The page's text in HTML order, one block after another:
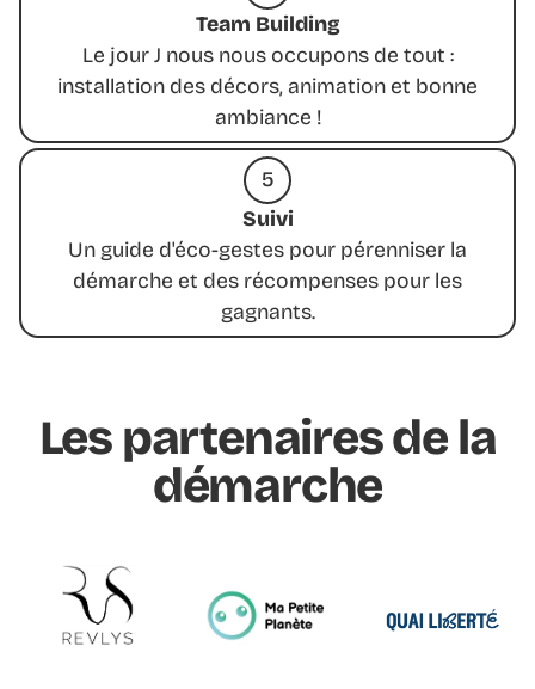
Team Building
Le jour J nous nous occupons de tout :
installation des décors, animation et bonne
ambiance !
5
Suivi
Un guide d'éco-gestes pour pérenniser la
démarche et des récompenses pour les
gagnants.
Les partenaires de la
démarche